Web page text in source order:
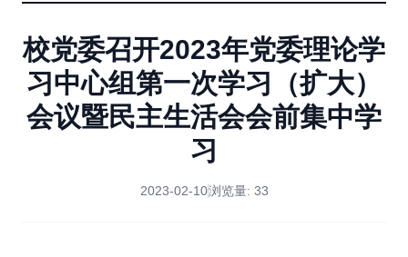
校党委召开2023年党委理论学
习中心组第一次学习（扩大）
会议暨民主生活会会前集中学
习
2023-02-10浏览量: 33